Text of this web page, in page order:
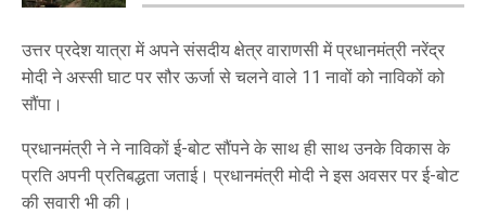
उत्तर प्रदेश यात्रा में अपने संसदीय क्षेत्र वाराणसी में प्रधानमंत्री नरेंद्र
मोदी ने अस्सी घाट पर सौर ऊर्जा से चलने वाले 11 नावों को नाविकों को
सौंपा।
प्रधानमंत्री ने ने नाविकों ई-बोट सौंपने के साथ ही साथ उनके विकास के
प्रति अपनी प्रतिबद्धता जताई। प्रधानमंत्री मोदी ने इस अवसर पर ई-बोट
की सवारी भी की।